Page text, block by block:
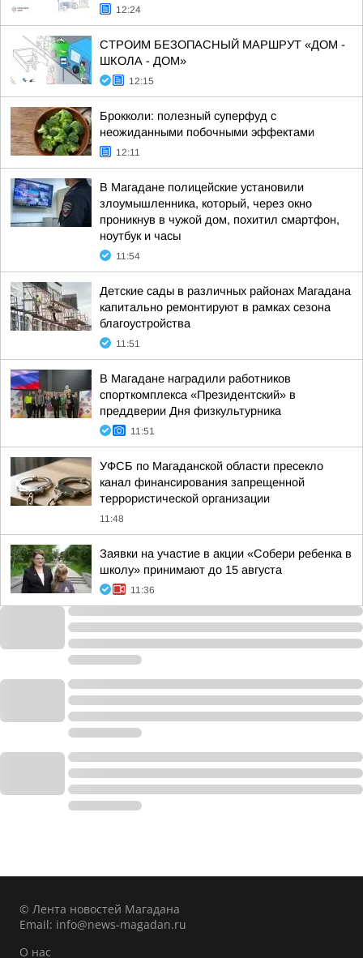
12:24
СТРОИМ БЕЗОПАСНЫЙ МАРШРУТ «ДОМ -
ШКОЛА - ДОМ»
12:15
Брокколи: полезный суперфуд с
неожиданными побочными эффектами
12:11
В Магадане полицейские установили
злоумышленника, который, через окно
проникнув в чужой дом, похитил смартфон,
ноутбук и часы
11:54
Детские сады в различных районах Магадана
капитально ремонтируют в рамках сезона
благоустройства
11:51
В Магадане наградили работников
спорткомплекса «Президентский» в
преддверии Дня физкультурника
11:51
УФСБ по Магаданской области пресекло
канал финансирования запрещенной
террористической организации
11:48
Заявки на участие в акции «Собери ребенка в
школу» принимают до 15 августа
11:36
© Лента новостей Магадана
Email: info@news-magadan.ru
О нас